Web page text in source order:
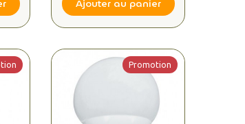
Ajouter au panier
Promotion